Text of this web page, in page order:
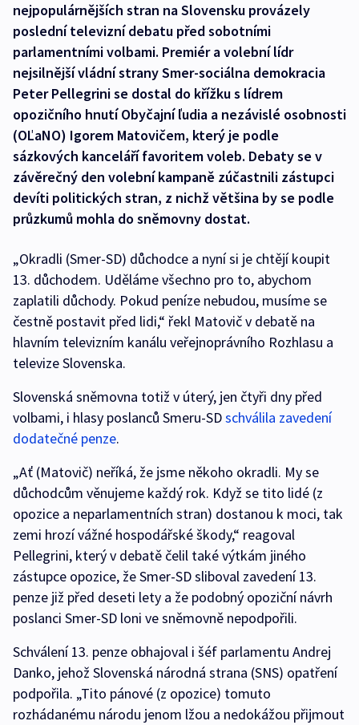
nejpopulárnějších stran na Slovensku provázely
poslední televizní debatu před sobotními
parlamentními volbami. Premiér a volební lídr
nejsilnější vládní strany Smer-sociálna demokracia
Peter Pellegrini se dostal do křížku s lídrem
opozičního hnutí Obyčajní ľudia a nezávislé osobnosti
(OĽaNO) Igorem Matovičem, který je podle
sázkových kanceláří favoritem voleb. Debaty se v
závěrečný den volební kampaně zúčastnili zástupci
devíti politických stran, z nichž většina by se podle
průzkumů mohla do sněmovny dostat.
„Okradli (Smer-SD) důchodce a nyní si je chtějí koupit
13. důchodem. Uděláme všechno pro to, abychom
zaplatili důchody. Pokud peníze nebudou, musíme se
čestně postavit před lidi,“ řekl Matovič v debatě na
hlavním televizním kanálu veřejnoprávního Rozhlasu a
televize Slovenska.
Slovenská sněmovna totiž v úterý, jen čtyři dny před
volbami, i hlasy poslanců Smeru-SDschválila zavedení
dodatečné penze.
„Ať (Matovič) neříká, že jsme někoho okradli. My se
důchodcům věnujeme každý rok. Když se tito lidé (z
opozice a neparlamentních stran) dostanou k moci, tak
zemi hrozí vážné hospodářské škody,“ reagoval
Pellegrini, který v debatě čelil také výtkám jiného
zástupce opozice, že Smer-SD sliboval zavedení 13.
penze již před deseti lety a že podobný opoziční návrh
poslanci Smer-SD loni ve sněmovně nepodpořili.
Schválení 13. penze obhajoval i šéf parlamentu Andrej
Danko, jehož Slovenská národná strana (SNS) opatření
podpořila. „Tito pánové (z opozice) tomuto
rozhádanému národu jenom lžou a nedokážou přijmout